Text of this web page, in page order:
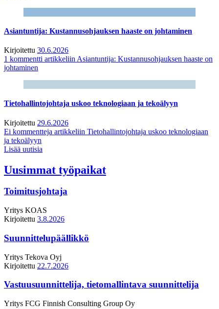
Asiantuntija: Kustannusohjauksen haaste on johtaminen
Kirjoitettu 30.6.2026
1 kommentti artikkeliin Asiantuntija: Kustannusohjauksen haaste on
johtaminen
Tietohallintojohtaja uskoo teknologiaan ja tekoälyyn
Kirjoitettu 29.6.2026
Ei kommentteja artikkeliin Tietohallintojohtaja uskoo teknologiaan
ja tekoälyyn
Lisää uutisia
Uusimmat työpaikat
Toimitusjohtaja
Yritys KOAS
Kirjoitettu 3.8.2026
Suunnittelupäällikkö
Yritys Tekova Oyj
Kirjoitettu 22.7.2026
Vastuusuunnittelija, tietomallintava suunnittelija
Yritys FCG Finnish Consulting Group Oy